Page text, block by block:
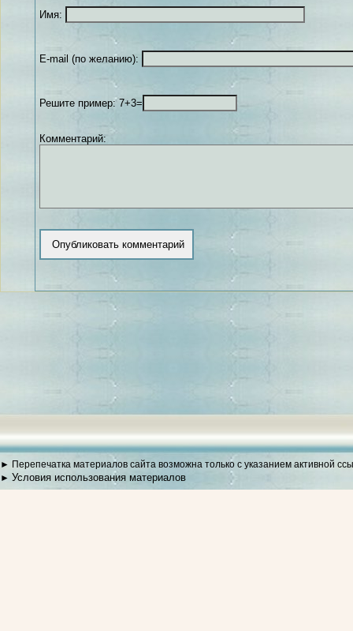
Имя:
E-mail (по желанию):
Решите пример: 7+3=
Комментарий:
► Перепечатка материалов сайта возможна только с указанием активной
► Условия использования материалов